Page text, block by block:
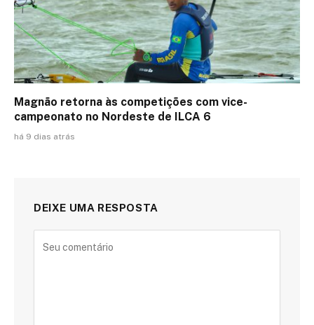
Magnão retorna às competições com vice-
campeonato no Nordeste de ILCA 6
há 9 dias atrás
DEIXE UMA RESPOSTA